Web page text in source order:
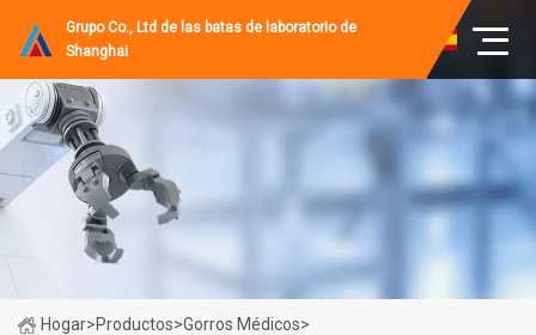
Grupo Co., Ltd de las batas de laboratorio de
Shanghai
Hogar>Productos>Gorros Médicos>